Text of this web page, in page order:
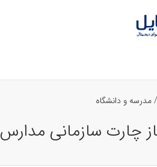
/مدرسه و دانشگاه
چارت سازمانی مدارس